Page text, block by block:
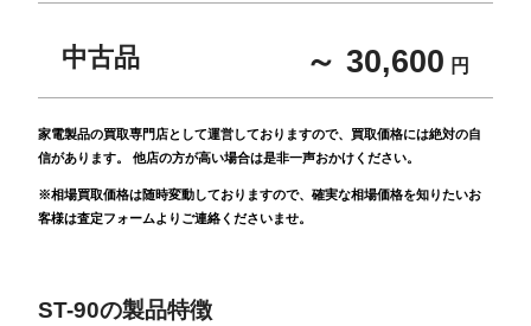
中古品 ～ 30,600 円
家電製品の買取専門店として運営しておりますので、買取価格には絶対の自
信があります。 他店の方が高い場合は是非一声おかけください。
※相場買取価格は随時変動しておりますので、確実な相場価格を知りたいお
客様は査定フォームよりご連絡くださいませ。
ST-90の製品特徴